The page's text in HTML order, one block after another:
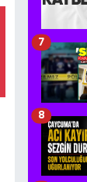
7
8